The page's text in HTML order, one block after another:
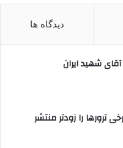
دیدگاه ها
شهید ایران
ترورها را زودتر منتشر